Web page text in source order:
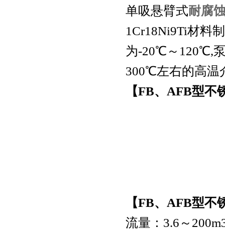
单吸悬臂式耐腐
1Cr18Ni9Ti材料
为-20℃～120℃,
300℃左右的高温
【FB、AFB型不
【FB、AFB型不
流量：3.6～